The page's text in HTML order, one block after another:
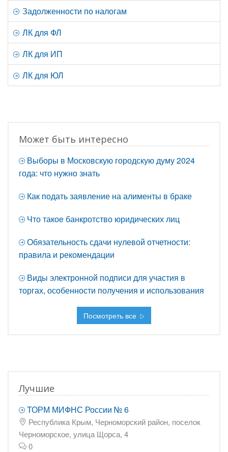
Задолженности по налогам
ЛК для ФЛ
ЛК для ИП
ЛК для ЮЛ
Может быть интересно
Выборы в Московскую городскую думу 2024
года: что нужно знать
Как подать заявление на алименты в браке
Что такое банкротство юридических лиц
Обязательность сдачи нулевой отчетности:
правила и рекомендации
Виды электронной подписи для участия в
торгах, особенности получения и использования
Посмотреть все
Лучшие
ТОРМ МИФНС России № 6
Республика Крым, Черноморский район, поселок
Черноморское, улица Щорса, 4
0